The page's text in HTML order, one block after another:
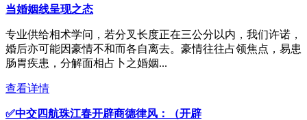
当婚姻线呈现之态
专业供给相术学问，若分叉长度正在三公分以内，我们许诺，
婚后亦可能因豪情不和而各自离去。豪情往往占领焦点，易患
肠胃疾患，分解面相占卜之婚姻...
查看详情
✅中交四航珠江春开辟商德律风：（开辟